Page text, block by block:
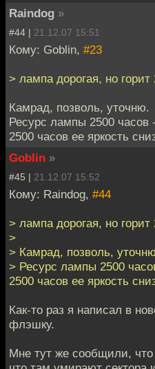
Raindog »
#44 | 21.12.07 15:51
Кому: Goblin, #23
> лампа дорогая, но горит
Камрад, позволь, уточню.
Ресурс лампы 2500 часов
2500 часов ее яркость
Goblin »
#45 | 21.12.07 15:52
Кому: Raindog, #44
> лампа дорогая, но горит
>
> Камрад, позволь,
> Ресурс лампы 2500
2500 часов ее яркость
Как-то раз я написал в
флэшку.
Мне тут же сообщили, что